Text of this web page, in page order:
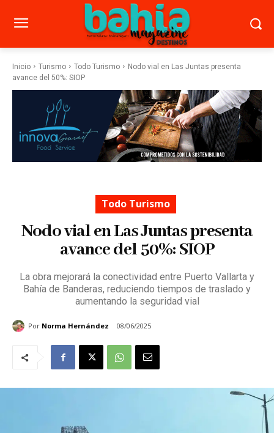
Inicio Turismo Todo Turismo
Nodo vial en Las Juntas presenta
avance del 50%: SIOP
Todo Turismo
Nodo vial en Las Juntas presenta
avance del 50%: SIOP
La obra mejorará la conectividad entre Puerto Vallarta y
Bahía de Banderas, reduciendo tiempos de traslado y
aumentando la seguridad vial
Por Norma Hernández 08/06/2025